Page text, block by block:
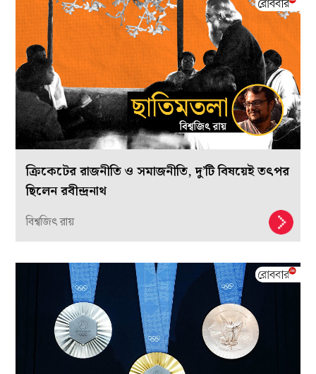
ক্রিকেটের রাজনীতি ও সমাজনীতি, দু’টি বিষয়েই তৎপর
ছিলেন রবীন্দ্রনাথ
বিশ্বজিৎ রায়